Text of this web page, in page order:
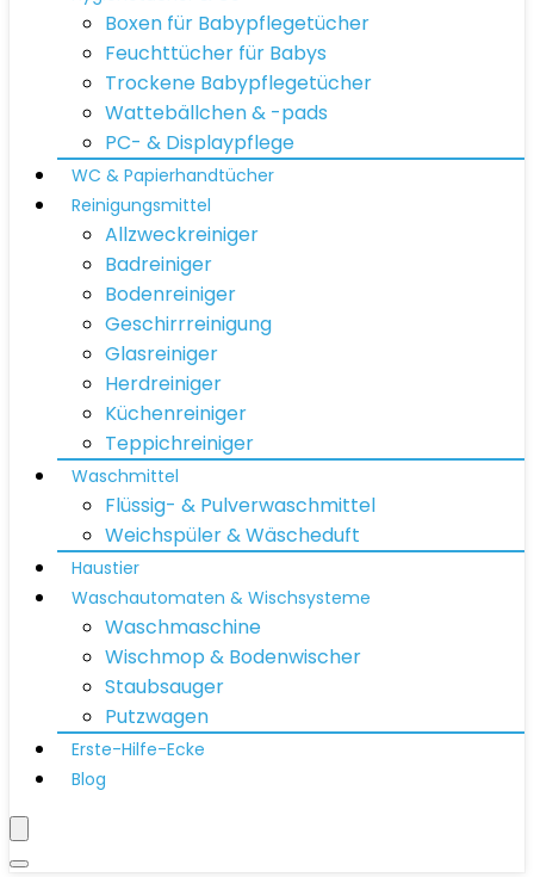
Boxen für Babypflegetücher
Feuchttücher für Babys
Trockene Babypflegetücher
Wattebällchen & -pads
PC- & Displaypflege
WC & Papierhandtücher
Reinigungsmittel
Allzweckreiniger
Badreiniger
Bodenreiniger
Geschirrreinigung
Glasreiniger
Herdreiniger
Küchenreiniger
Teppichreiniger
Waschmittel
Flüssig- & Pulverwaschmittel
Weichspüler & Wäscheduft
Haustier
Waschautomaten & Wischsysteme
Waschmaschine
Wischmop & Bodenwischer
Staubsauger
Putzwagen
Erste-Hilfe-Ecke
Blog